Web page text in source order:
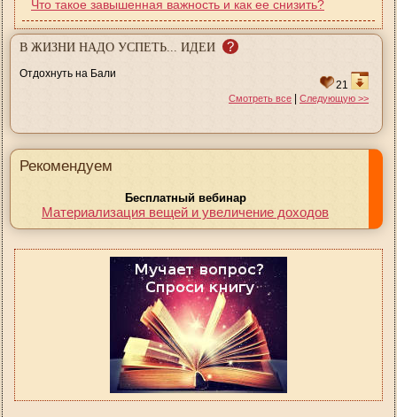
Что такое завышенная важность и как ее снизить?
В ЖИЗНИ НАДО УСПЕТЬ... ИДЕИ ?
Отдохнуть на Бали
21
Смотреть все | Следующую >>
Рекомендуем
Бесплатный вебинар
Материализация вещей и увеличение доходов